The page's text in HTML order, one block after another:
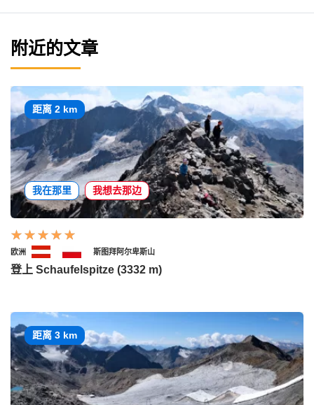
附近的文章
距离 2 km
我在那里 我想去那边
欧洲 斯图拜阿尔卑斯山
登上 Schaufelspitze (3332 m)
距离 3 km